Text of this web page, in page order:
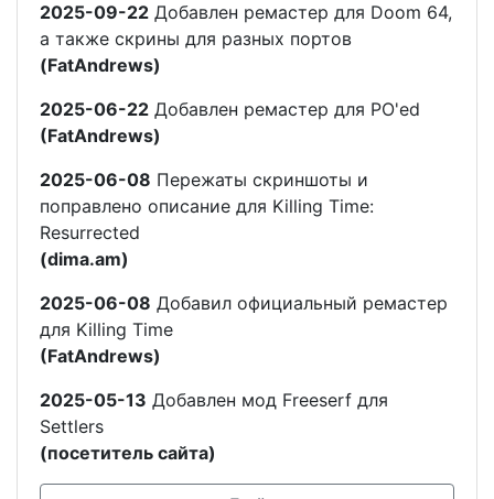
2025-09-22 Добавлен ремастер для Doom 64,
а также скрины для разных портов
(FatAndrews)
2025-06-22 Добавлен ремастер для PO'ed
(FatAndrews)
2025-06-08 Пережаты скриншоты и
поправлено описание для Killing Time:
Resurrected
(dima.am)
2025-06-08 Добавил официальный ремастер
для Killing Time
(FatAndrews)
2025-05-13 Добавлен мод Freeserf для
Settlers
(посетитель сайта)